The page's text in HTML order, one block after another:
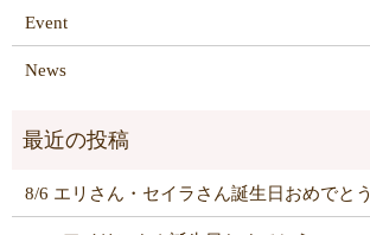
Event
News
8/6 エリさん・セイラさん誕生日おめでとう